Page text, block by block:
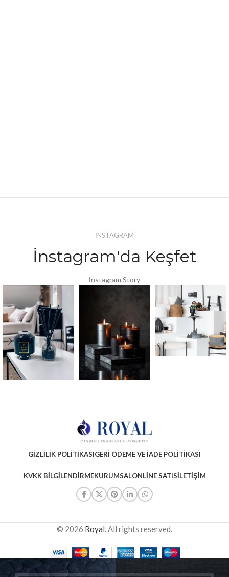
İNSTAGRAM
İnstagram'da Keşfet
İnstagram Story
GIZLILIK POLITIKASIGERI ÖDEME VE İADE POLITIKASI
KVKK BILGILENDIRMEKURUMSALONLINE SATISİLETIŞIM
© 2026 Royal. All rights reserved.